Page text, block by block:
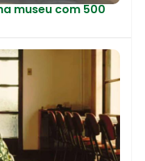
museu com 500